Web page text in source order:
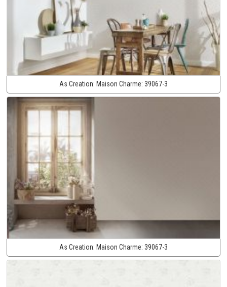
As Creation: Maison Charme: 39067-3
As Creation: Maison Charme: 39067-3